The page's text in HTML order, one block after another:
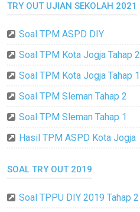
TRY OUT UJIAN SEKOLAH 2021
Soal TPM ASPD DIY
Soal TPM Kota Jogja Tahap 2
Soal TPM Kota Jogja Tahap 1
Soal TPM Sleman Tahap 2
Soal TPM Sleman Tahap 1
Hasil TPM ASPD Kota Jogja
SOAL TRY OUT 2019
Soal TPPU DIY 2019 Tahap 2